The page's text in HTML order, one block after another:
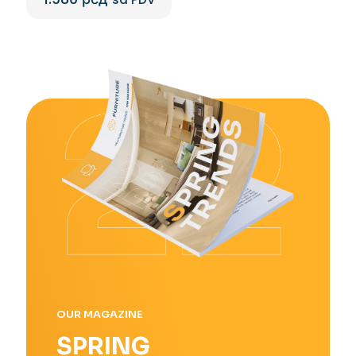
OUR MAGAZINE
SPRING